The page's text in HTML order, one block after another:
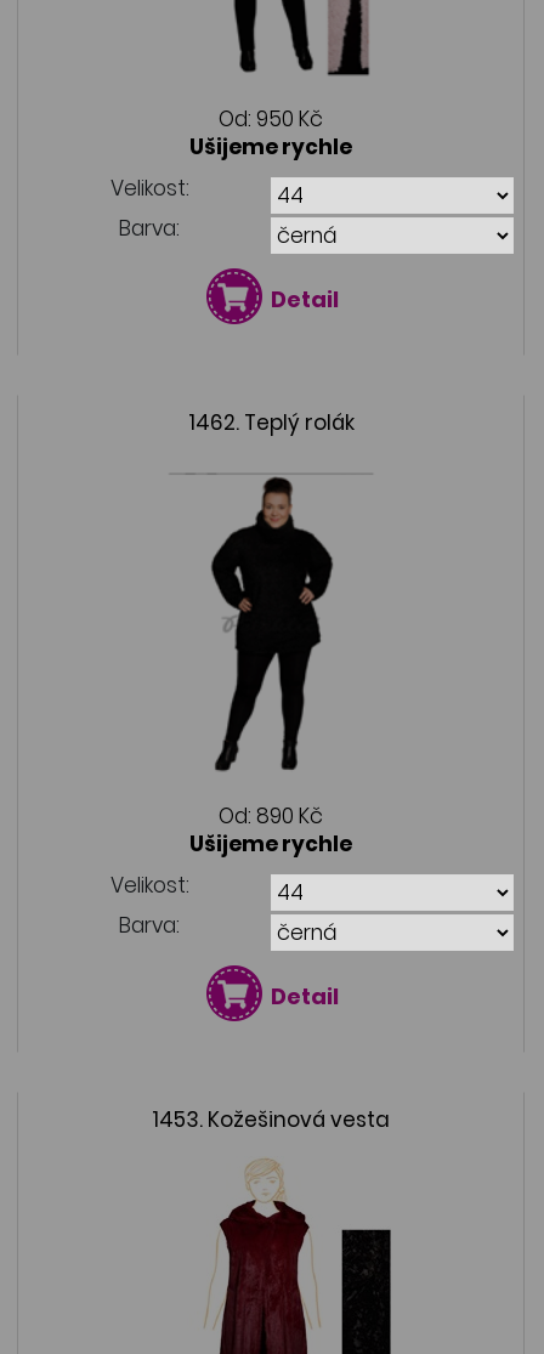
Od: 950 Kč
Ušijeme rychle
Velikost:
Barva:
Detail
1462. Teplý rolák
Od: 890 Kč
Ušijeme rychle
Velikost:
Barva:
Detail
1453. Kožešinová vesta